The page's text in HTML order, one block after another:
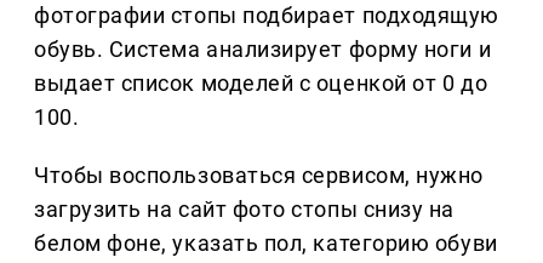
фотографии стопы подбирает подходящую
обувь. Система анализирует форму ноги и
выдает список моделей с оценкой от 0 до
100.
Чтобы воспользоваться сервисом, нужно
загрузить на сайт фото стопы снизу на
белом фоне, указать пол, категорию обуви